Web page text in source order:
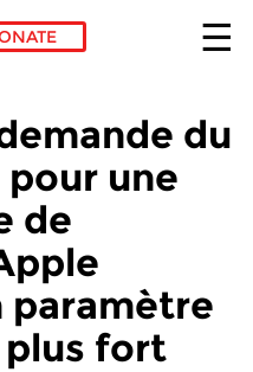
du
une
de
paramètre
fort